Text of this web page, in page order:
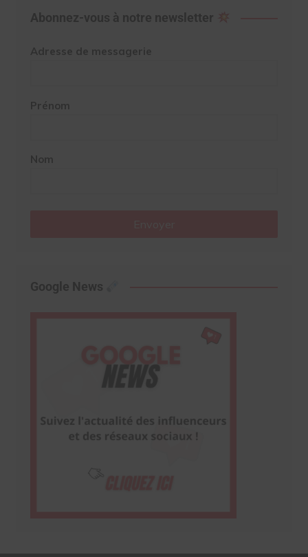
Abonnez-vous à notre newsletter
Adresse de messagerie
Prénom
Nom
Google News